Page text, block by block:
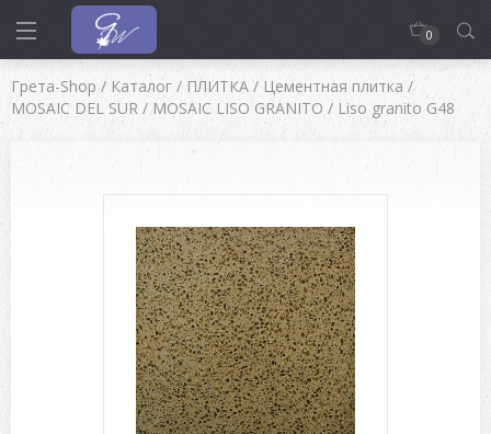
0
Грета-Shop / Каталог / ПЛИТКА / Цементная плитка /
MOSAIC DEL SUR / MOSAIC LISO GRANITO / Liso granito G48